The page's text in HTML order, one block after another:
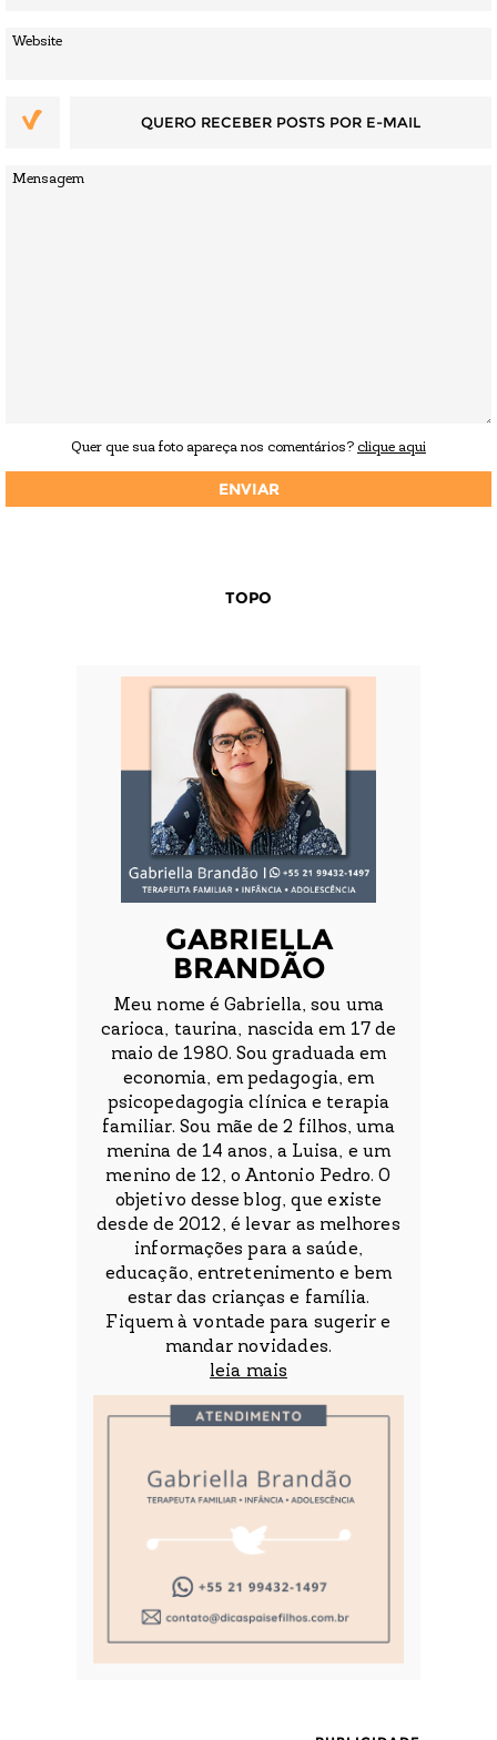
QUERO RECEBER POSTS POR E-MAIL
Quer que sua foto apareça nos comentários? clique aqui
TOPO
GABRIELLA
BRANDÃO
Meu nome é Gabriella, sou uma
carioca, taurina, nascida em 17 de
maio de 1980. Sou graduada em
economia, em pedagogia, em
psicopedagogia clínica e terapia
familiar. Sou mãe de 2 filhos, uma
menina de 14 anos, a Luisa, e um
menino de 12, o Antonio Pedro. O
objetivo desse blog, que existe
desde de 2012, é levar as melhores
informações para a saúde,
educação, entretenimento e bem
estar das crianças e família.
Fiquem à vontade para sugerir e
mandar novidades.
leia mais